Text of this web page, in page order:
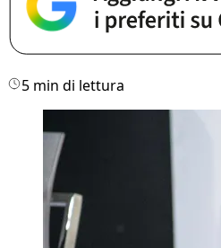
5 min di lettura